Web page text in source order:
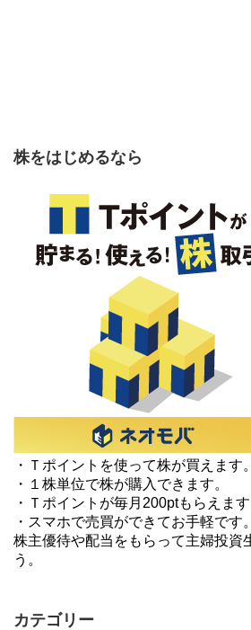
株をはじめるなら
・Ｔポイントを使って株が買えます。
・１株単位で株が購入できます。
・Ｔポイントが毎月200ptもらえます
・スマホで売買ができてお手軽です。
株主優待や配当をもらって主婦投資
う。
カテゴリー